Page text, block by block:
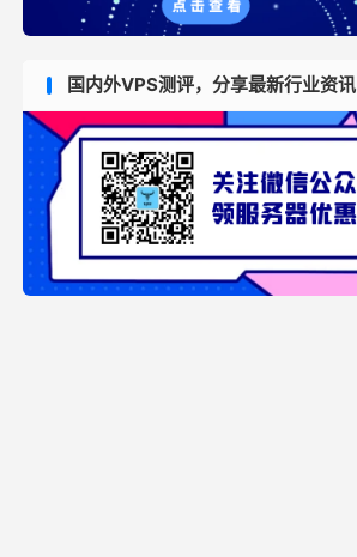
国内外VPS测评，分享最新行业资讯